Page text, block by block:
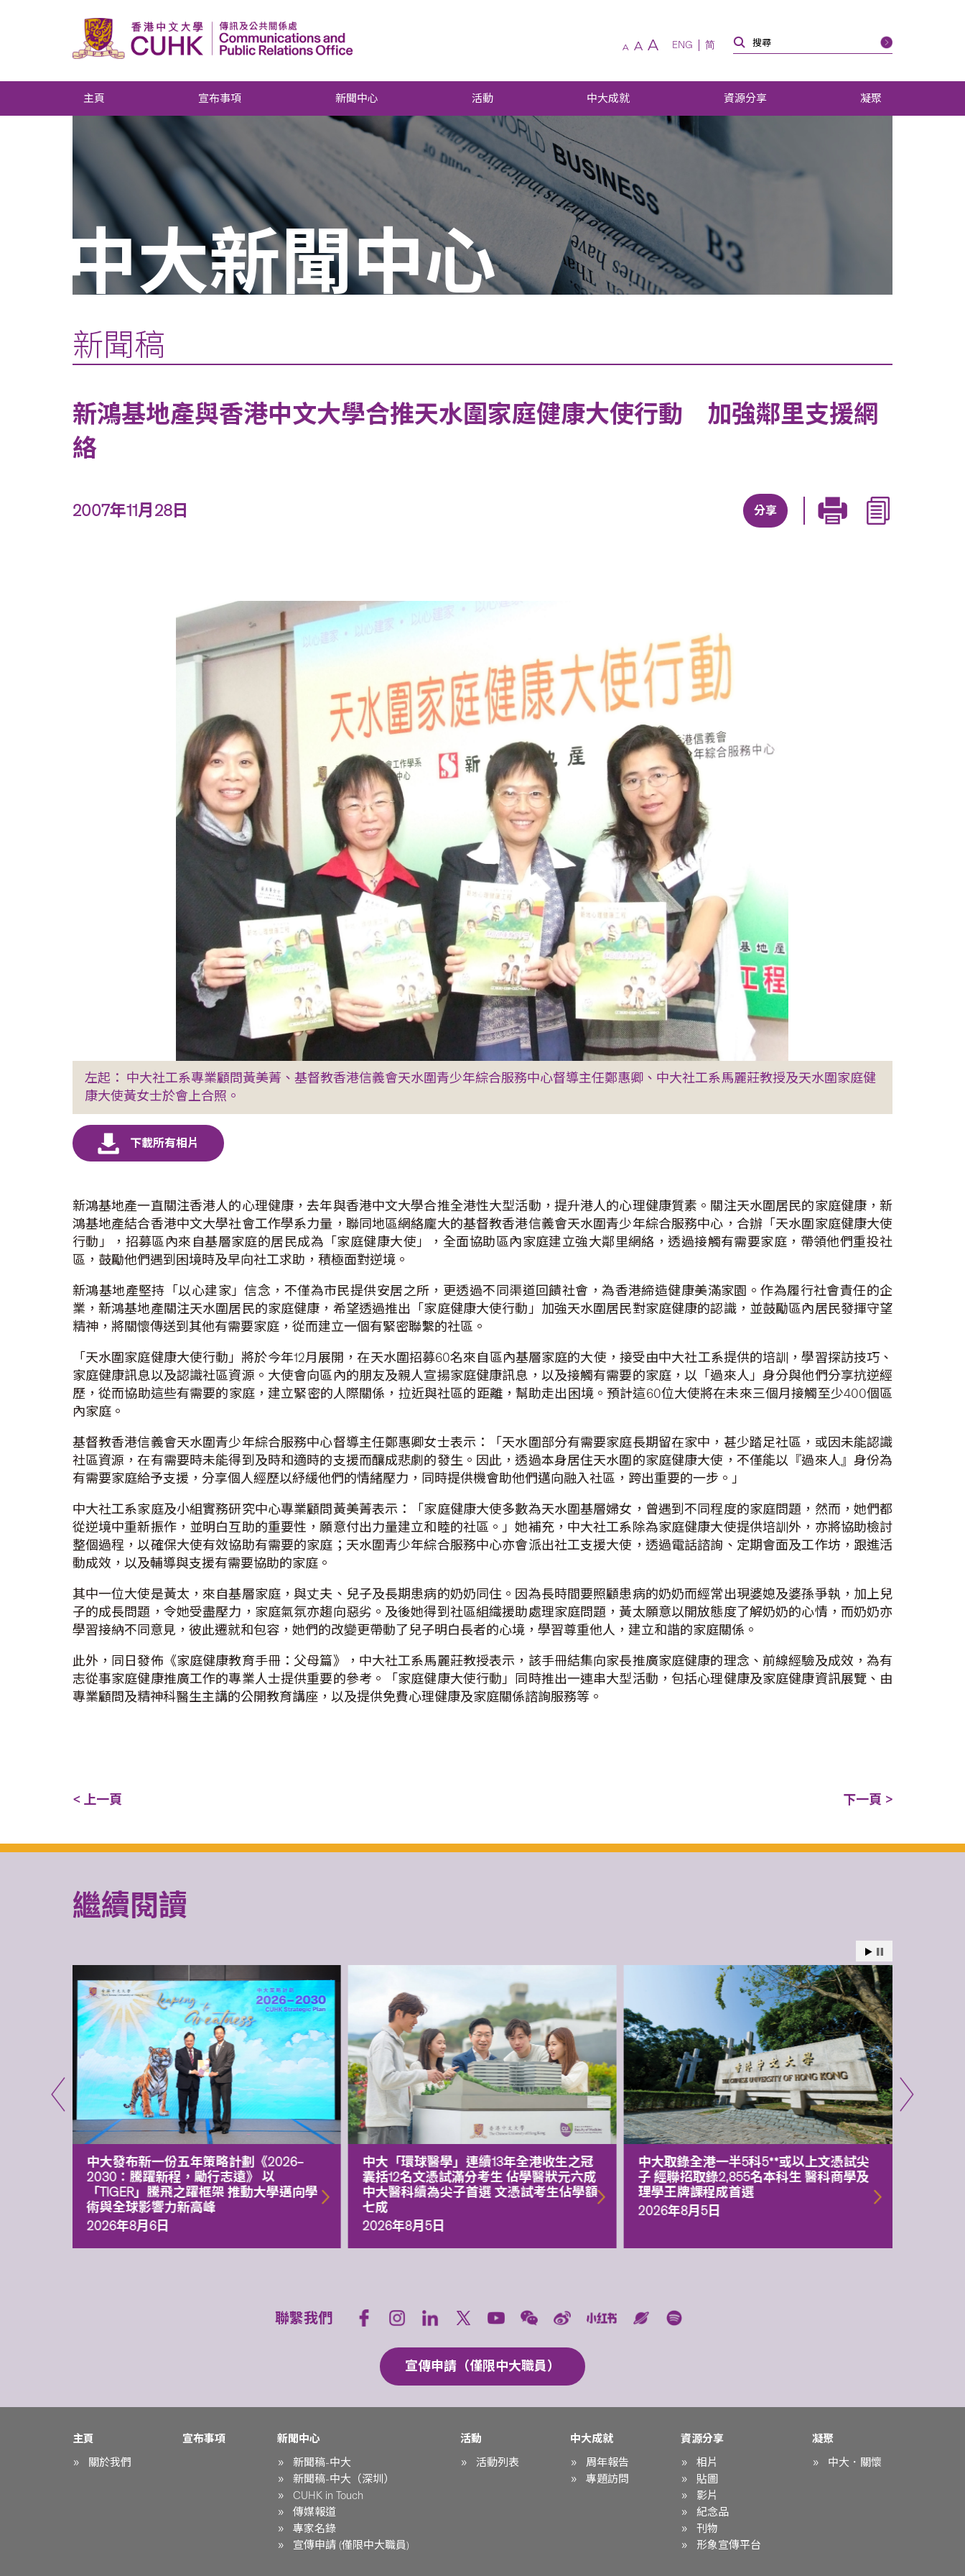
A A A ENG 简
主頁 宣布事項 新聞中心 活動 中大成就 資源分享 凝聚
中大新聞中心
新聞稿
新鴻基地產與香港中文大學合推天水圍家庭健康大使行動 加強鄰里支援網
絡
2007年11月28日 分享
左起： 中大社工系專業顧問黃美菁、基督教香港信義會天水圍青少年綜合服務中心督導主任鄭惠卿、中大社工系馬麗莊教授及天水圍家庭健
康大使黃女士於會上合照。
新鴻基地產一直關注香港人的心理健康，去年與香港中文大學合推全港性大型活動，提升港人的心理健康質素。關注天水圍居民的家庭健康，新
鴻基地產結合香港中文大學社會工作學系力量，聯同地區網絡龐大的基督教香港信義會天水圍青少年綜合服務中心，合辦「天水圍家庭健康大使
行動」，招募區內來自基層家庭的居民成為「家庭健康大使」，全面協助區內家庭建立強大鄰里網絡，透過接觸有需要家庭，帶領他們重投社
區，鼓勵他們遇到困境時及早向社工求助，積極面對逆境。
新鴻基地產堅持「以心建家」信念，不僅為市民提供安居之所，更透過不同渠道回饋社會，為香港締造健康美滿家園。作為履行社會責任的企
業，新鴻基地產關注天水圍居民的家庭健康，希望透過推出「家庭健康大使行動」加強天水圍居民對家庭健康的認識，並鼓勵區內居民發揮守望
精神，將關懷傳送到其他有需要家庭，從而建立一個有緊密聯繫的社區。
「天水圍家庭健康大使行動」將於今年12月展開，在天水圍招募60名來自區內基層家庭的大使，接受由中大社工系提供的培訓，學習探訪技巧、
家庭健康訊息以及認識社區資源。大使會向區內的朋友及親人宣揚家庭健康訊息，以及接觸有需要的家庭，以「過來人」身分與他們分享抗逆經
歷，從而協助這些有需要的家庭，建立緊密的人際關係，拉近與社區的距離，幫助走出困境。預計這60位大使將在未來三個月接觸至少400個區
內家庭。
基督教香港信義會天水圍青少年綜合服務中心督導主任鄭惠卿女士表示：「天水圍部分有需要家庭長期留在家中，甚少踏足社區，或因未能認識
社區資源，在有需要時未能得到及時和適時的支援而釀成悲劇的發生。因此，透過本身居住天水圍的家庭健康大使，不僅能以『過來人』身份為
有需要家庭給予支援，分享個人經歷以紓緩他們的情緒壓力，同時提供機會助他們邁向融入社區，跨出重要的一步。」
中大社工系家庭及小組實務研究中心專業顧問黃美菁表示：「家庭健康大使多數為天水圍基層婦女，曾遇到不同程度的家庭問題，然而，她們都
從逆境中重新振作，並明白互助的重要性，願意付出力量建立和睦的社區。」她補充，中大社工系除為家庭健康大使提供培訓外，亦將協助檢討
整個過程，以確保大使有效協助有需要的家庭；天水圍青少年綜合服務中心亦會派出社工支援大使，透過電話諮詢、定期會面及工作坊，跟進活
動成效，以及輔導與支援有需要協助的家庭。
其中一位大使是黃太，來自基層家庭，與丈夫、兒子及長期患病的奶奶同住。因為長時間要照顧患病的奶奶而經常出現婆媳及婆孫爭執，加上兒
子的成長問題，令她受盡壓力，家庭氣氛亦趨向惡劣。及後她得到社區組織援助處理家庭問題，黃太願意以開放態度了解奶奶的心情，而奶奶亦
學習接納不同意見，彼此遷就和包容，她們的改變更帶動了兒子明白長者的心境，學習尊重他人，建立和諧的家庭關係。
此外，同日發佈《家庭健康教育手冊：父母篇》，中大社工系馬麗莊教授表示，該手冊結集向家長推廣家庭健康的理念、前線經驗及成效，為有
志從事家庭健康推廣工作的專業人士提供重要的參考。「家庭健康大使行動」同時推出一連串大型活動，包括心理健康及家庭健康資訊展覽、由
專業顧問及精神科醫生主講的公開教育講座，以及提供免費心理健康及家庭關係諮詢服務等。
< 上一頁 下一頁 >
繼續閱讀
中大發布新一份五年策略計劃《2026‒
2030：騰躍新程，勵行志遠》 以
「TIGER」騰飛之躍框架 推動大學邁向學
術與全球影響力新高峰
2026年8月6日
中大「環球醫學」連續13年全港收生之冠
囊括12名文憑試滿分考生 佔學醫狀元六成
中大醫科續為尖子首選 文憑試考生佔學額
七成
2026年8月5日
中大取錄全港一半5科5**或以上文憑試尖
子 經聯招取錄2,855名本科生 醫科商學及
理學王牌課程成首選
2026年8月5日
聯繫我們
宣傳申請（僅限中大職員）
主頁
關於我們
宣布事項
新聞中心
新聞稿-中大
新聞稿-中大（深圳）
CUHK in Touch
傳媒報道
專家名錄
宣傳申請 (僅限中大職員)
活動
活動列表
中大成就
周年報告
專題訪問
資源分享
相片
貼圖
影片
紀念品
刊物
形象宣傳平台
凝聚
中大．關懷